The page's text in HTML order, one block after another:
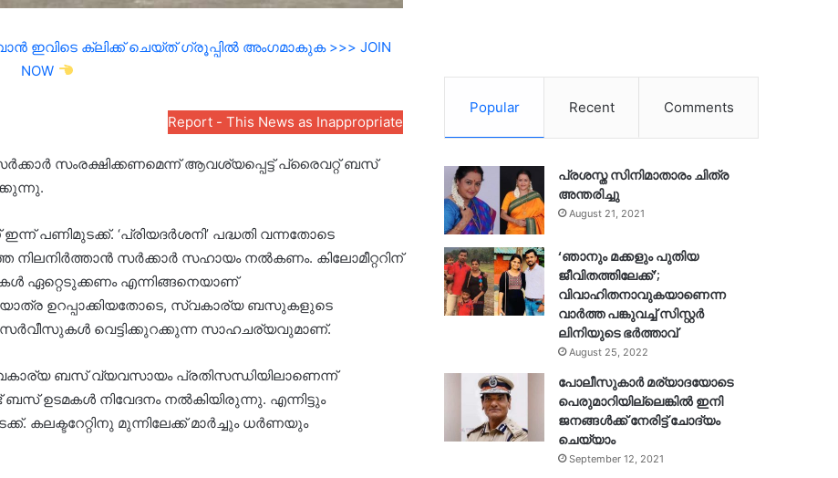
ഇവിടെ ക്ലിക്ക് ചെയ്ത് ഗ്രൂപ്പിൽ അംഗമാകുക >>> JOIN
NOW
Report - This News as Inappropriate
സംരക്ഷിക്കണമെന്ന് ആവശ്യപ്പെട്ട് പ്രൈവറ്റ് ബസ്
പണിമുടക്ക്. ‘പ്രിയദർശനി’ പദ്ധതി വന്നതോടെ
സർക്കാർ സഹായം നൽകണം. കിലോമീറ്ററിന്
ഏറ്റെടുക്കണം എന്നിങ്ങനെയാണ്
ഉറപ്പാക്കിയതോടെ, സ്വകാര്യ ബസുകളുടെ
സര്‍വീസുകള്‍ വെട്ടിക്കുറക്കുന്ന സാഹചര്യവുമാണ്.
ബസ് വ്യവസായം പ്രതിസന്ധിയിലാണെന്ന്
ഉടമകള്‍ നിവേദനം നല്‍കിയിരുന്നു. എന്നിട്ടും
കലക്ടറേറ്റിനു മുന്നിലേക്ക് മാര്‍ച്ചും ധര്‍ണയും
Popular Recent Comments
പ്രശസ്ത സിനിമാതാരം ചിത്ര
അന്തരിച്ചു
August 21, 2021
‘ഞാനും മക്കളും പുതിയ
ജീവിതത്തിലേക്ക്’;
വിവാഹിതനാവുകയാണെന്ന
വാർത്ത പങ്കുവച്ച് സിസ്റ്റർ
ലിനിയുടെ ഭർത്താവ്
August 25, 2022
പോലീസുകാര്‍ മര്യാദയോടെ
പെരുമാറിയില്ലെങ്കില്‍ ഇനി
ജനങ്ങള്‍ക്ക് നേരിട്ട് ചോദ്യം
ചെയ്യാം
September 12, 2021